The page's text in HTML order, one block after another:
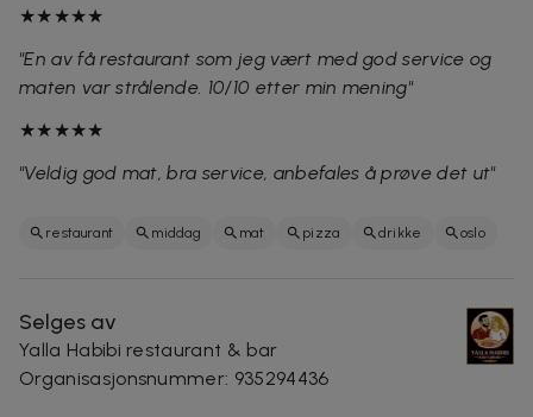
★★★★★
"En av få restaurant som jeg vært med god service og
maten var strålende. 10/10 etter min mening"
★★★★★
"Veldig god mat, bra service, anbefales å prøve det ut"
restaurant middag mat pizza drikke oslo
Selges av
Yalla Habibi restaurant & bar
Organisasjonsnummer: 935294436